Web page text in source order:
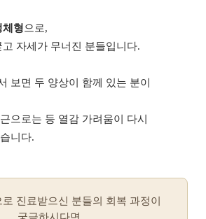
체형으로,
자세가 무너진 분들입니다.
보면 두 양상이 함께 있는 분이
으로는 등 열감 가려움이 다시
니다.
진료받으신 분들의 회복 과정이